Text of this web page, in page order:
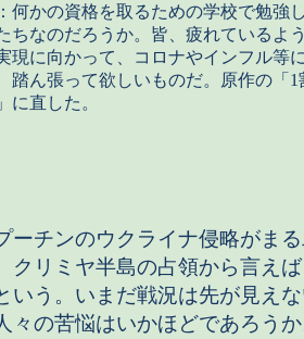
何かの資格を取るための学校で勉強
ちなのだろうか。皆、疲れているよ
現に向かって、コロナやインフル等
踏ん張って欲しいものだ。原作の「1
に直した。
チンのウクライナ侵略がま
クリミヤ半島の占領から言え
いう。いまだ戦況は先が見え
々の苦悩はいかほどであろう